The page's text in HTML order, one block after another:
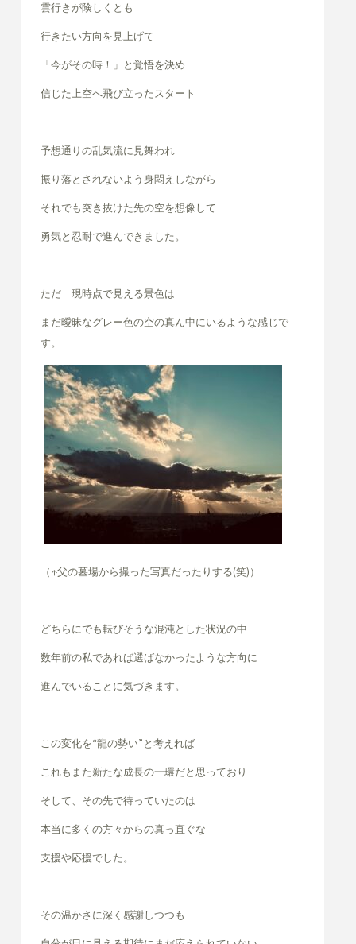
雲行きが険しくとも
行きたい方向を見上げて
「今がその時！」と覚悟を決め
信じた上空へ飛び立ったスタート
予想通りの乱気流に見舞われ
振り落とされないよう身悶えしながら
それでも突き抜けた先の空を想像して
勇気と忍耐で進んできました。
ただ 現時点で見える景色は
まだ曖昧なグレー色の空の真ん中にいるような感じで
す。
（↑父の墓場から撮った写真だったりする(笑)）
どちらにでも転びそうな混沌とした状況の中
数年前の私であれば選ばなかったような方向に
進んでいることに気づきます。
この変化を“龍の勢い”と考えれば
これもまた新たな成長の一環だと思っており
そして、その先で待っていたのは
本当に多くの方々からの真っ直ぐな
支援や応援でした。
その温かさに深く感謝しつつも